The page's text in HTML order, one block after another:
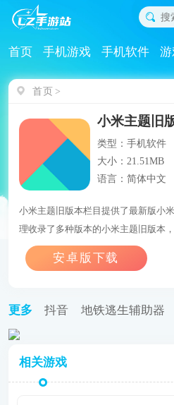
首页 手机游戏 手机软件
首页
小米主题旧
类型：手机软件
大小：21.51MB
语言：简体中文
小米主题旧版本栏目提供了最新版小
理收录了多种版本的小米主题旧版本
的游戏，让用户们能够在这里找到自
更多 抖音 地铁逃生辅助器
相关游戏